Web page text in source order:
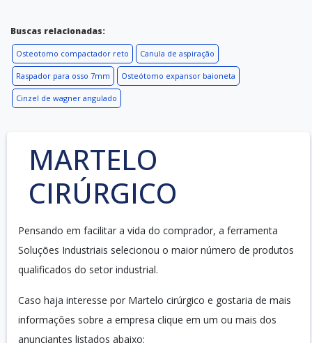
Buscas relacionadas:
Osteotomo compactador reto Canula de aspiração
Raspador para osso 7mm Osteótomo expansor baioneta
Cinzel de wagner angulado
MARTELO
CIRÚRGICO
Pensando em facilitar a vida do comprador, a ferramenta
Soluções Industriais selecionou o maior número de produtos
qualificados do setor industrial.
Caso haja interesse por Martelo cirúrgico e gostaria de mais
informações sobre a empresa clique em um ou mais dos
anunciantes listados abaixo: